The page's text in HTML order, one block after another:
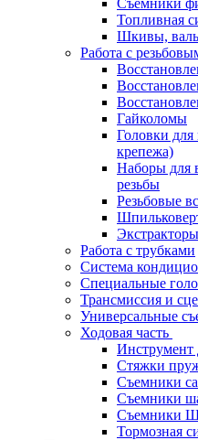
Съемники
Топливная
Шкивы,
Работа с
Гайколомы
Головки
крепежа)
Наборы для
резьбы
Резьбовые
Экстракторы
Работа с трубками
Система
Специальные
Трансмиссия и
Универсальные
Ходовая часть
Инструмент
Стяжки
Съемники
Съемники
Съемники
Тормозная